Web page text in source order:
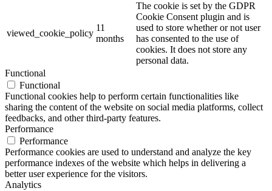
viewed_cookie_policy
11
months
The cookie is set by the GDPR
Cookie Consent plugin and is
used to store whether or not user
has consented to the use of
cookies. It does not store any
personal data.
Functional
Functional
Functional cookies help to perform certain functionalities like
sharing the content of the website on social media platforms, collect
feedbacks, and other third-party features.
Performance
Performance
Performance cookies are used to understand and analyze the key
performance indexes of the website which helps in delivering a
better user experience for the visitors.
Analytics